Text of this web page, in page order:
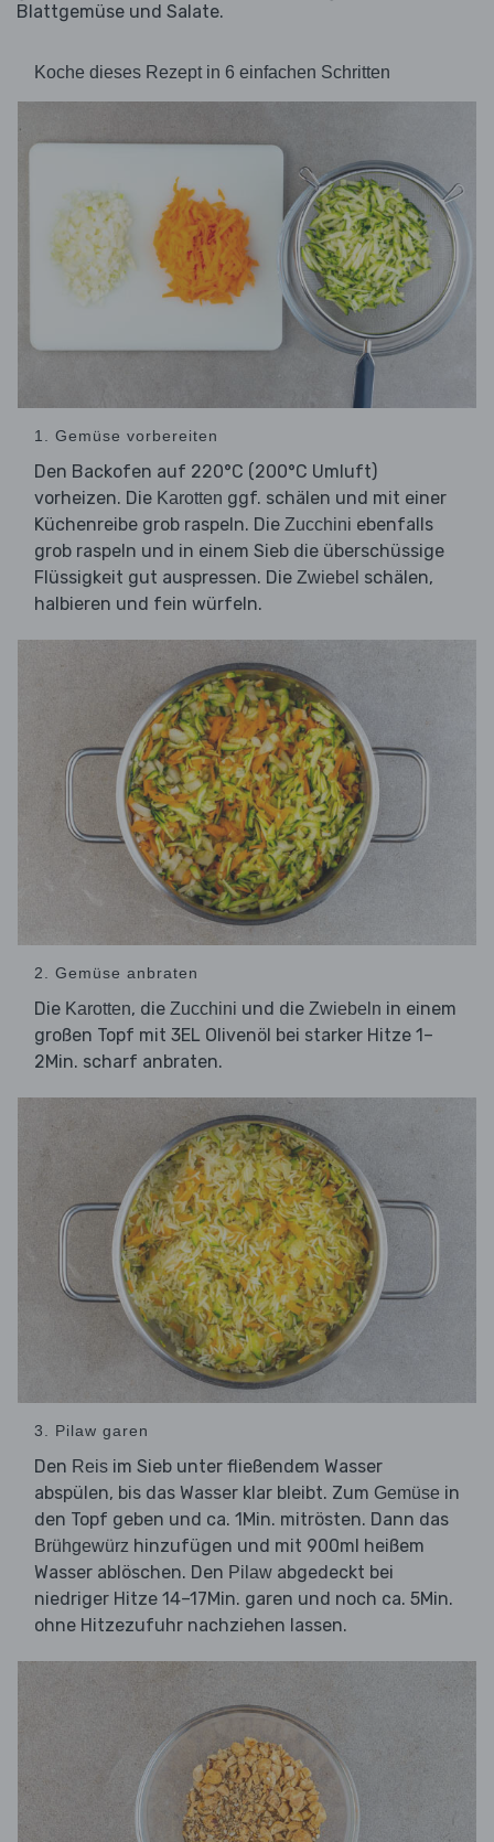
Blattgemüse und Salate.
Koche dieses Rezept in 6 einfachen Schritten
1. Gemüse vorbereiten
Den Backofen auf 220°C (200°C Umluft)
vorheizen. Die Karotten ggf. schälen und mit einer
Küchenreibe grob raspeln. Die Zucchini ebenfalls
grob raspeln und in einem Sieb die überschüssige
Flüssigkeit gut auspressen. Die Zwiebel schälen,
halbieren und fein würfeln.
2. Gemüse anbraten
Die Karotten, die Zucchini und die Zwiebeln in einem
großen Topf mit 3EL Olivenöl bei starker Hitze 1–
2Min. scharf anbraten.
3. Pilaw garen
Den Reis im Sieb unter fließendem Wasser
abspülen, bis das Wasser klar bleibt. Zum Gemüse in
den Topf geben und ca. 1Min. mitrösten. Dann das
Brühgewürz hinzufügen und mit 900ml heißem
Wasser ablöschen. Den Pilaw abgedeckt bei
niedriger Hitze 14–17Min. garen und noch ca. 5Min.
ohne Hitzezufuhr nachziehen lassen.